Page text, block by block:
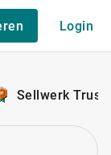
Login
Sellwerk